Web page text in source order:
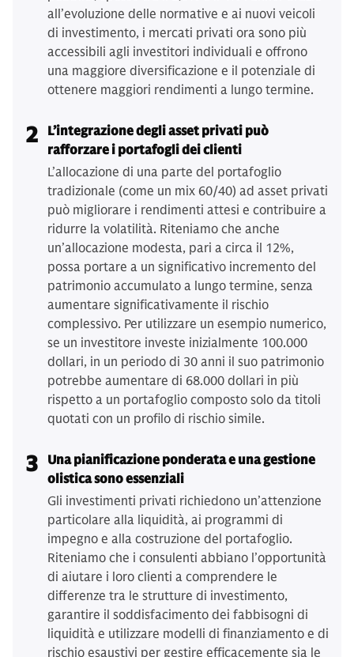
all’evoluzione delle normative e ai nuovi veicoli
di investimento, i mercati privati ora sono più
accessibili agli investitori individuali e offrono
una maggiore diversificazione e il potenziale di
ottenere maggiori rendimenti a lungo termine.
2
L’integrazione degli asset privati può
rafforzare i portafogli dei clienti
L’allocazione di una parte del portafoglio
tradizionale (come un mix 60/40) ad asset privati
può migliorare i rendimenti attesi e contribuire a
ridurre la volatilità. Riteniamo che anche
un’allocazione modesta, pari a circa il 12%,
possa portare a un significativo incremento del
patrimonio accumulato a lungo termine, senza
aumentare significativamente il rischio
complessivo. Per utilizzare un esempio numerico,
se un investitore investe inizialmente 100.000
dollari, in un periodo di 30 anni il suo patrimonio
potrebbe aumentare di 68.000 dollari in più
rispetto a un portafoglio composto solo da titoli
quotati con un profilo di rischio simile.
3
Una pianificazione ponderata e una gestione
olistica sono essenziali
Gli investimenti privati richiedono un’attenzione
particolare alla liquidità, ai programmi di
impegno e alla costruzione del portafoglio.
Riteniamo che i consulenti abbiano l’opportunità
di aiutare i loro clienti a comprendere le
differenze tra le strutture di investimento,
garantire il soddisfacimento dei fabbisogni di
liquidità e utilizzare modelli di finanziamento e di
rischio esaustivi per gestire efficacemente sia le